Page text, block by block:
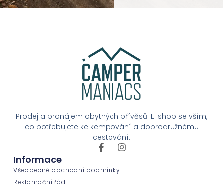
Prodej a pronájem obytných přívěsů. E-shop se vším,
co potřebujete ke kempování a dobrodružnému
cestování.
Informace
Všeobecné obchodní podmínky
Reklamační řád